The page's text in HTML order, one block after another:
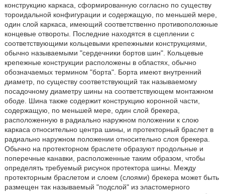
конструкцию каркаса, сформированную согласно по существу
тороидальной конфигурации и содержащую, по меньшей мере,
один слой каркаса, имеющий соответственно противоположные
концевые отвороты. Последние находятся в сцеплении с
соответствующими кольцевыми крепежными конструкциями,
обычно называемыми "сердечники бортов шин". Кольцевые
крепежные конструкции расположены в областях, обычно
обозначаемых термином "борта". Борта имеют внутренний
диаметр, по существу соответствующий так называемому
посадочному диаметру шины на соответствующем монтажном
ободе. Шина также содержит конструкцию коронной части,
содержащую, по меньшей мере, один слой брекера,
расположенную в радиально наружном положении к слою
каркаса относительно центра шины, и протекторный браслет в
радиально наружном положении относительно слоя брекера.
Обычно на протекторном браслете образуют продольные и
поперечные канавки, расположенные таким образом, чтобы
определять требуемый рисунок протектора шины. Между
протекторным браслетом и слоем (слоями) брекера может быть
размещен так называемый "подслой" из эластомерного